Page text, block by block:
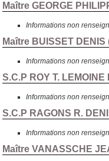
Maître GEORGE
Informations non
Maître BUISSET DENIS
Informations non
S.C.P ROY T. LEMOINE
Informations non
S.C.P RAGONS R.
Informations non
Maître VANASSCHE